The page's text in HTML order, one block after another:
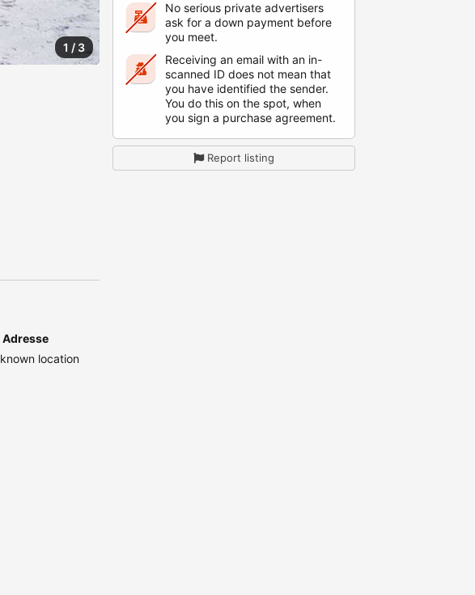
1 / 3
Adresse
location
No serious private advertisers
ask for a down payment before
you meet.
Receiving an email with an in-
scanned ID does not mean that
you have identified the sender.
You do this on the spot, when
you sign a purchase agreement.
Report listing